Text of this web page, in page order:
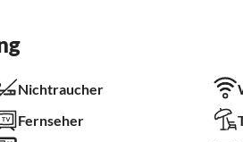
Nichtraucher
Fernseher